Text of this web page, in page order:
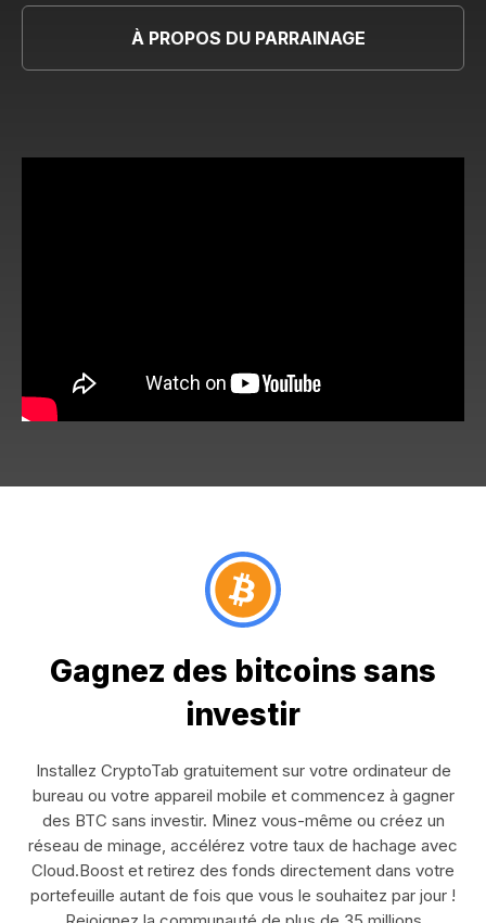
À PROPOS DU PARRAINAGE
Gagnez des bitcoins sans
investir
Installez CryptoTab gratuitement sur votre ordinateur de
bureau ou votre appareil mobile et commencez à gagner
des BTC sans investir. Minez vous-même ou créez un
réseau de minage, accélérez votre taux de hachage avec
Cloud.Boost et retirez des fonds directement dans votre
portefeuille autant de fois que vous le souhaitez par jour !